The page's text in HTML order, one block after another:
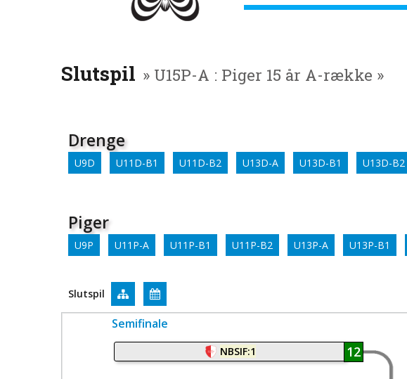
Slutspil » U15P-A : Piger 15 år A-række »
Drenge
U9D U11D-B1 U11D-B2 U13D-A U13D-B1 U13D-B2
Piger
U9P U11P-A U11P-B1 U11P-B2 U13P-A U13P-B1
Slutspil
Semifinale
NBSIF:1 12